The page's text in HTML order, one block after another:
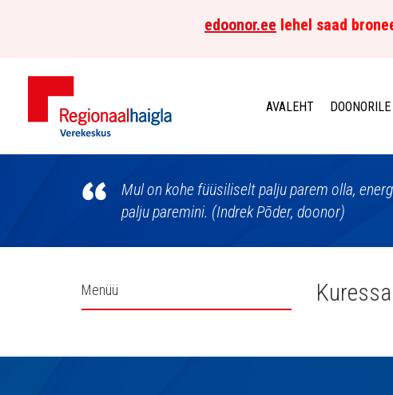
edoonor.ee lehel saad
Põhja-
AVALEHT DOONORILE
Mul on kohe füüsiliselt palju parem olla,
palju paremini. (Indrek Põder, doonor)
Külgpaani
Menüü